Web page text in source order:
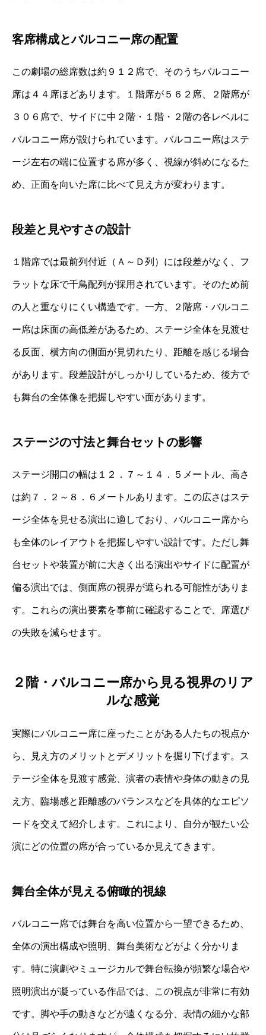
客席構成とバルコニー席の配置
この劇場の総席数は約９１２席で、そのうちバルコニー
席は４４席ほどあります。１階席が５６２席、２階席が
３０６席で、サイドに中２階・１階・２階の各レベルに
バルコニー席が設けられています。バルコニー席はステ
ージ左右の端に位置する席が多く、視線が斜めになるた
め、正面を向いた席に比べて見え方が変わります。
段差と見やすさの設計
１階席では最前列付近（Ａ～Ｄ列）には段差がなく、フ
ラットな床で千鳥配列が採用されています。そのため前
の人と重なりにくい構造です。一方、２階席・バルコニ
ー席は床面の高低差があるため、ステージ全体を見渡せ
る反面、横方向の側面が見切れたり、距離を感じる場合
があります。段差設計がしっかりしているため、後方で
も舞台の全体像を把握しやすい面があります。
ステージの寸法と舞台セットの影響
ステージ開口の幅は１２．７～１４．５メートル、高さ
は約７．２～８．６メートルあります。この広さはステ
ージ全体を見せる演出に適しており、バルコニー席から
も全体のレイアウトを把握しやすい設計です。ただし舞
台セットや装置が前に大きく出る演出やサイドに配置が
偏る演出では、側面席の視界が遮られる可能性がありま
す。これらの演出要素を事前に確認することで、席選び
の失敗を減らせます。
２階・バルコニー席から見る視界のリア
ルな感覚
実際にバルコニー席に座ったことがある人たちの視点か
ら、見え方のメリットとデメリットを掘り下げます。ス
テージ全体を見渡す感覚、演者の表情や身体の動きの見
え方、臨場感と距離感のバランスなどを具体的なエピソ
ードを交えて紹介します。これにより、自分が観たい公
演にどの位置の席が合っているか見えてきます。
舞台全体が見える俯瞰的視線
バルコニー席では舞台を高い位置から一望できるため、
全体の演出構成や照明、舞台美術などがよく分かりま
す。特に演劇やミュージカルで舞台転換が頻繁な場合や
照明演出が凝っている作品では、この視点が非常に有効
です。脚や手の動きなどが遠くなる分、表情の細かな部